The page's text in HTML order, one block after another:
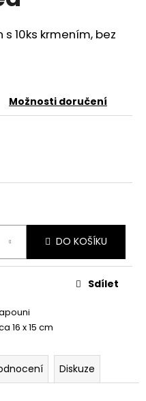
10ks krmením, bez
Možnosti doručení
DO KOŠÍKU
16 x 15 cm
Sdílet
Diskuze